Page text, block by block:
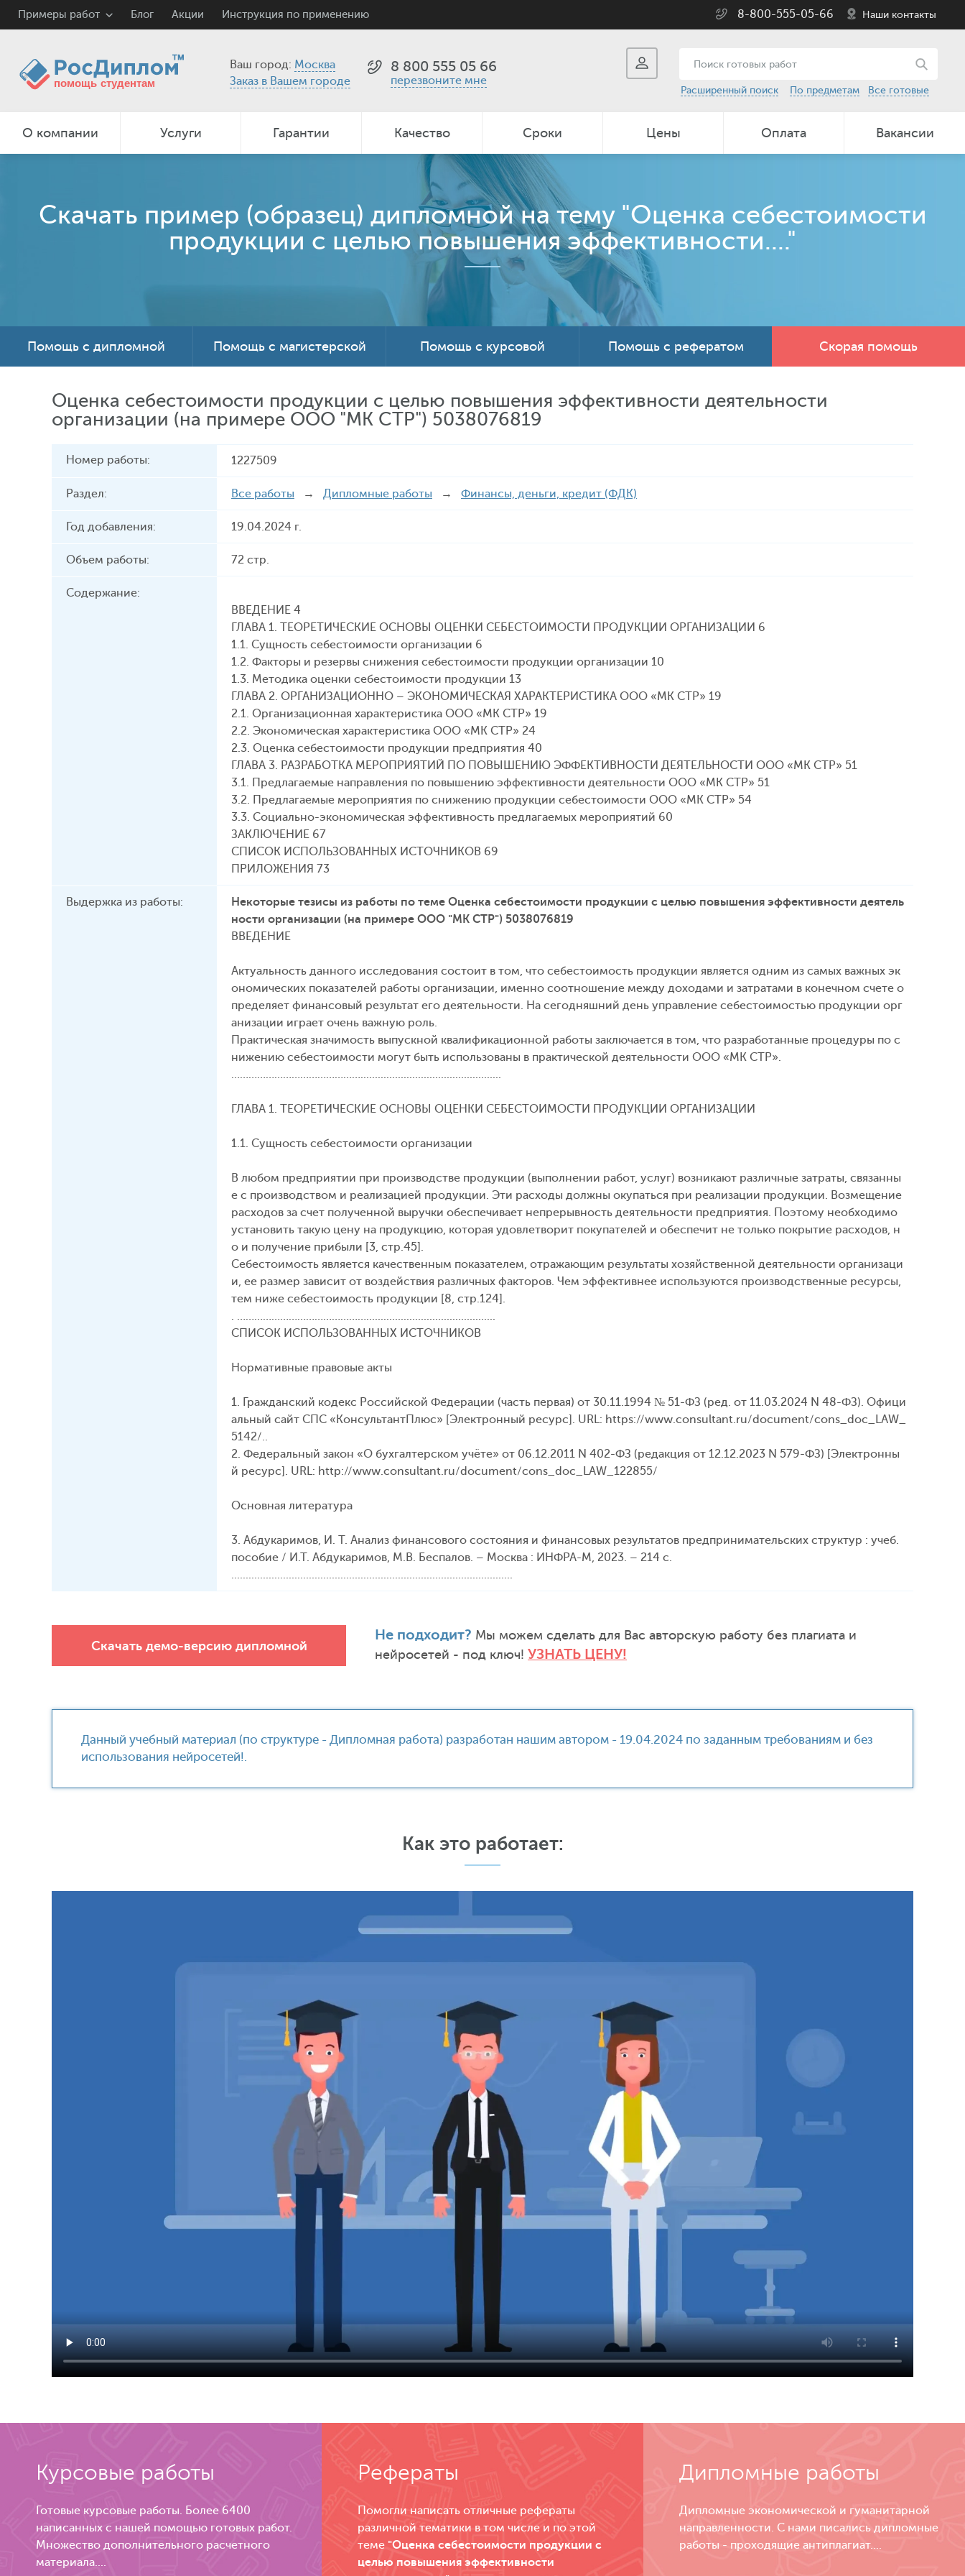
Примеры работ Блог Акции Инструкция по применению 8-800-555-05-66 Наши контакты
Ваш город: Москва
Заказ в Вашем городе
8 800 555 05 66
перезвоните мне
Расширенный поиск По предметам Все готовые
О компании Услуги Гарантии Качество Сроки Цены Оплата Вакансии
Скачать пример (образец) дипломной на тему "Оценка себестоимости
продукции с целью повышения эффективности...."
Помощь с дипломной Помощь с магистерской Помощь с курсовой Помощь с рефератом Скорая помощь
Оценка себестоимости продукции с целью повышения эффективности деятельности
организации (на примере ООО "МК СТР") 5038076819
Номер работы: 1227509
Раздел: Все работы → Дипломные работы → Финансы, деньги, кредит (ФДК)
Год добавления: 19.04.2024 г.
Объем работы: 72 стр.
Содержание:
ВВЕДЕНИЕ 4
ГЛАВА 1. ТЕОРЕТИЧЕСКИЕ ОСНОВЫ ОЦЕНКИ СЕБЕСТОИМОСТИ ПРОДУКЦИИ ОРГАНИЗАЦИИ 6
1.1. Сущность себестоимости организации 6
1.2. Факторы и резервы снижения себестоимости продукции организации 10
1.3. Методика оценки себестоимости продукции 13
ГЛАВА 2. ОРГАНИЗАЦИОННО – ЭКОНОМИЧЕСКАЯ ХАРАКТЕРИСТИКА ООО «МК СТР» 19
2.1. Организационная характеристика ООО «МК СТР» 19
2.2. Экономическая характеристика ООО «МК СТР» 24
2.3. Оценка себестоимости продукции предприятия 40
ГЛАВА 3. РАЗРАБОТКА МЕРОПРИЯТИЙ ПО ПОВЫШЕНИЮ ЭФФЕКТИВНОСТИ ДЕЯТЕЛЬНОСТИ ООО «МК СТР» 51
3.1. Предлагаемые направления по повышению эффективности деятельности ООО «МК СТР» 51
3.2. Предлагаемые мероприятия по снижению продукции себестоимости ООО «МК СТР» 54
3.3. Социально-экономическая эффективность предлагаемых мероприятий 60
ЗАКЛЮЧЕНИЕ 67
СПИСОК ИСПОЛЬЗОВАННЫХ ИСТОЧНИКОВ 69
ПРИЛОЖЕНИЯ 73
Выдержка из работы:
Некоторые тезисы из работы по теме Оценка себестоимости продукции с целью повышения эффективности деятель
ности организации (на примере ООО "МК СТР") 5038076819
ВВЕДЕНИЕ
Актуальность данного исследования состоит в том, что себестоимость продукции является одним из самых важных эк
ономических показателей работы организации, именно соотношение между доходами и затратами в конечном счете о
пределяет финансовый результат его деятельности. На сегодняшний день управление себестоимостью продукции орг
анизации играет очень важную роль.
Практическая значимость выпускной квалификационной работы заключается в том, что разработанные процедуры по с
нижению себестоимости могут быть использованы в практической деятельности ООО «МК СТР».
……………………………………….................................................
ГЛАВА 1. ТЕОРЕТИЧЕСКИЕ ОСНОВЫ ОЦЕНКИ СЕБЕСТОИМОСТИ ПРОДУКЦИИ ОРГАНИЗАЦИИ
1.1. Сущность себестоимости организации
В любом предприятии при производстве продукции (выполнении работ, услуг) возникают различные затраты, связанны
е с производством и реализацией продукции. Эти расходы должны окупаться при реализации продукции. Возмещение
расходов за счет полученной выручки обеспечивает непрерывность деятельности предприятия. Поэтому необходимо
установить такую цену на продукцию, которая удовлетворит покупателей и обеспечит не только покрытие расходов, н
о и получение прибыли [3, стр.45].
Себестоимость является качественным показателем, отражающим результаты хозяйственной деятельности организаци
и, ее размер зависит от воздействия различных факторов. Чем эффективнее используются производственные ресурсы,
тем ниже себестоимость продукции [8, стр.124].
. ……………………………………….............................................
СПИСОК ИСПОЛЬЗОВАННЫХ ИСТОЧНИКОВ
Нормативные правовые акты
1. Гражданский кодекс Российской Федерации (часть первая) от 30.11.1994 № 51-ФЗ (ред. от 11.03.2024 N 48-ФЗ). Офици
альный сайт СПС «КонсультантПлюс» [Электронный ресурс]. URL: https://www.consultant.ru/document/cons_doc_LAW_
5142/..
2. Федеральный закон «О бухгалтерском учёте» от 06.12.2011 N 402-ФЗ (редакция от 12.12.2023 N 579-ФЗ) [Электронны
й ресурс]. URL: http://www.consultant.ru/document/cons_doc_LAW_122855/
Основная литература
3. Абдукаримов, И. Т. Анализ финансового состояния и финансовых результатов предпринимательских структур : учеб.
пособие / И.Т. Абдукаримов, М.В. Беспалов. – Москва : ИНФРА-М, 2023. – 214 с.
..................................................................................................
Скачать демо-версию дипломной
Не подходит? Мы можем сделать для Вас авторскую работу без плагиата и
нейросетей - под ключ! УЗНАТЬ ЦЕНУ!
Данный учебный материал (по структуре - Дипломная работа) разработан нашим автором - 19.04.2024 по заданным требованиям и без
использования нейросетей!.
Как это работает:
Курсовые работы
Готовые курсовые работы. Более 6400
написанных с нашей помощью готовых работ.
Множество дополнительного расчетного
материала....
Рефераты
Помогли написать отличные рефераты
различной тематики в том числе и по этой
теме "Оценка себестоимости продукции с
целью повышения эффективности
Дипломные работы
Дипломные экономической и гуманитарной
направленности. С нами писались дипломные
работы - проходящие антиплагиат....